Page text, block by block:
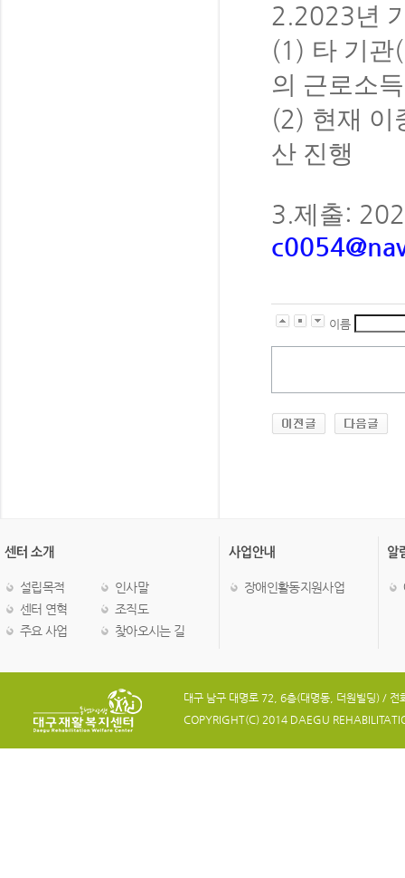
2.2023년
(1) 타 기관(
의 근로소
(2) 현재 이
산 진행
3.제출:
이름
설립목적
인사말
센터 연혁
조직도
주요 사업
찾아오시는 길
장애인활동지원사업
대구 남구 대명로 72, 6층(대명동, 더원빌딩)
COPYRIGHT(C) 2014 DAEGU